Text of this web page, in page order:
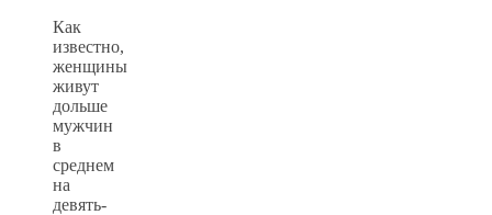
Как
известно,
женщины
живут
дольше
мужчин
в
среднем
на
девять-